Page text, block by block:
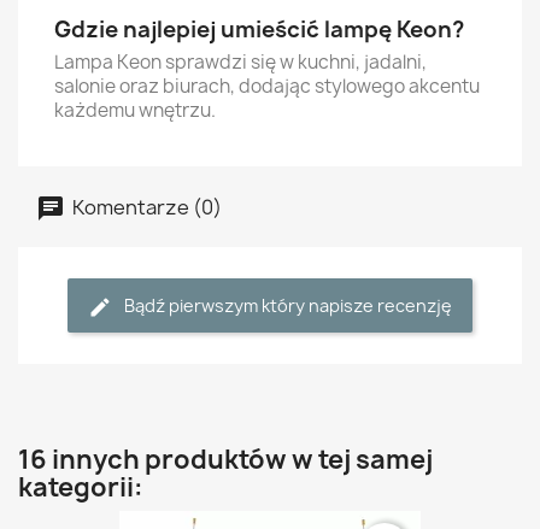
Gdzie najlepiej umieścić lampę Keon?
Lampa Keon sprawdzi się w kuchni, jadalni,
salonie oraz biurach, dodając stylowego akcentu
każdemu wnętrzu.
Komentarze (0)
Bądź pierwszym który napisze recenzję
16 innych produktów w tej samej
kategorii: